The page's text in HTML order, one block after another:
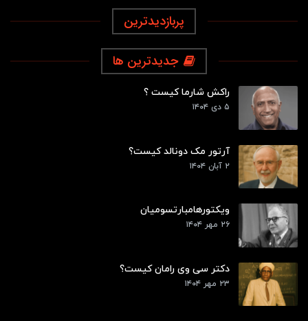
پربازدیدترین
جدیدترین ها
راکش شارما کیست ؟
۵ دی ۱۴۰۴
آرتور مک دونالد کیست؟
۲ آبان ۱۴۰۴
ویکتورهامبارتسومیان
۲۶ مهر ۱۴۰۴
دکتر سی وی رامان کیست؟
۲۳ مهر ۱۴۰۴